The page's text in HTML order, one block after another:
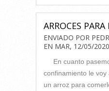
ARROCES PARA
ENVIADO POR
EN MAR, 12/05/
En cuanto
confinamiento le voy
un arroz para